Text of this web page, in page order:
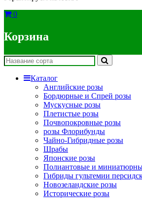
0
Корзина
Каталог
Английские розы
Бордюрные и Спрей розы
Мускусные розы
Плетистые розы
Почвопокровные розы
розы Флорибунды
Чайно-Гибридные розы
Шрабы
Японские розы
Полиантовые и
Гибриды гультемии
Новозеландские розы
Исторические розы